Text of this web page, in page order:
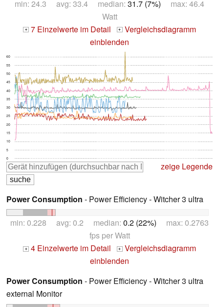
min: 24.3 avg: 33.4 median: 31.7 (7%) max: 46.4
Watt
+ 7 Einzelwerte im Detail + Vergleichsdiagramm
einblenden
0
5
10
15
20
25
30
35
40
45
50
55
60
zeige Legende
Power Consumption - Power Efficiency - Witcher 3 ultra
min: 0.228 avg: 0.2 median: 0.2 (22%) max: 0.2763
fps per Watt
+ 4 Einzelwerte im Detail + Vergleichsdiagramm
einblenden
Power Consumption - Power Efficiency - Witcher 3 ultra
external Monitor